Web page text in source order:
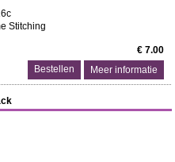
Stitching
€ 7.00
Meer informatie